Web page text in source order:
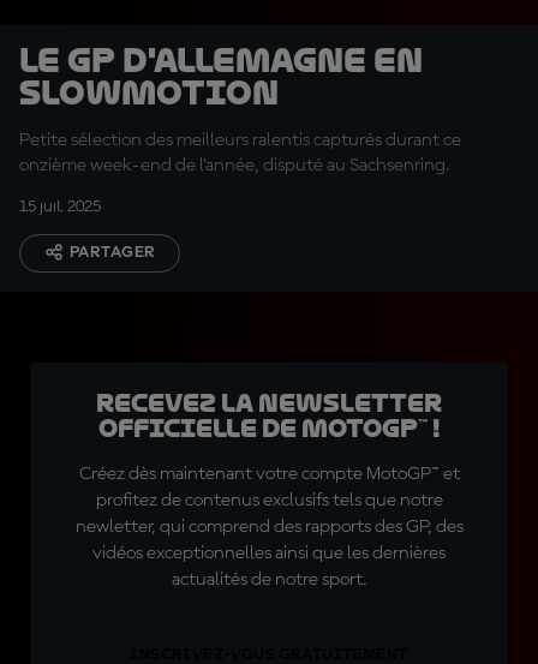
Le GP d'Allemagne en
slowmotion
Petite sélection des meilleurs ralentis capturés durant ce
onzième week-end de l'année, disputé au Sachsenring.
15 juil. 2025
PARTAGER
Recevez la Newsletter
officielle de MotoGP™ !
Créez dès maintenant votre compte MotoGP™ et
profitez de contenus exclusifs tels que notre
newletter, qui comprend des rapports des GP, des
vidéos exceptionnelles ainsi que les dernières
actualités de notre sport.